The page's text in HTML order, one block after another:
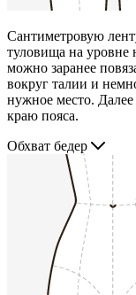
Сантиметровую
туловища на уровне
можно заранее
вокруг талии и
нужное место.
краю пояса.
Обхват бедер